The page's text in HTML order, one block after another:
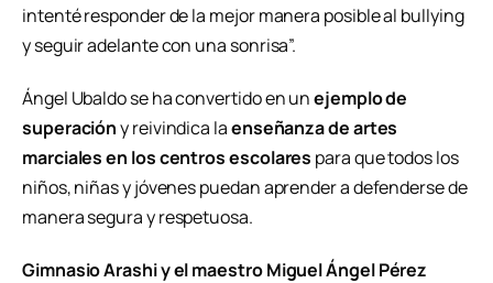
intenté responder de la mejor manera posible al bullying
y seguir adelante con una sonrisa”.
Ángel Ubaldo se ha convertido en unejemplo de
superacióny reivindica laenseñanza de artes
marciales en los centros escolares para que todos los
niños, niñas y jóvenes puedan aprender a defenderse de
manera segura y respetuosa.
Gimnasio Arashi y el maestro Miguel Ángel Pérez